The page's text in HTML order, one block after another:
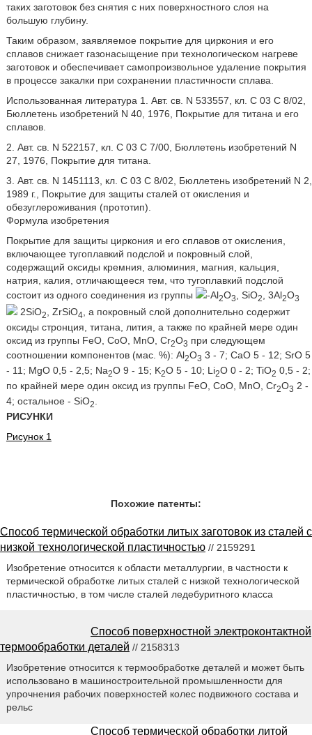
таких заготовок без снятия с них поверхностного слоя на
большую глубину.
Таким образом, заявляемое покрытие для циркония и его
сплавов снижает газонасыщение при технологическом нагреве
заготовок и обеспечивает самопроизвольное удаление покрытия
в процессе закалки при сохранении пластичности сплава.
Использованная литература 1. Авт. св. N 533557, кл. C 03 С 8/02,
Бюллетень изобретений N 40, 1976, Покрытие для титана и его
сплавов.
2. Авт. св. N 522157, кл. C 03 С 7/00, Бюллетень изобретений N
27, 1976, Покрытие для титана.
3. Авт. св. N 1451113, кл. C 03 С 8/02, Бюллетень изобретений N 2,
1989 г., Покрытие для защиты сталей от окисления и
обезуглероживания (прототип).
Формула изобретения
Покрытие для защиты циркония и его сплавов от окисления,
включающее тугоплавкий подслой и покровный слой,
содержащий оксиды кремния, алюминия, магния, кальция,
натрия, калия, отличающееся тем, что тугоплавкий подслой
состоит из одного соединения из группы
-Al2O3 , SiO2 , 3Al2O3
2SiO2 , ZrSiO4
, а покровный слой дополнительно содержит
оксиды стронция, титана, лития, а также по крайней мере один
оксид из группы FeO, CoO, MnO, Cr2O3 при следующем
соотношении компонентов (мас. %): Al2O3 3 - 7; CaO 5 - 12; SrO 5
- 11; MgO 0,5 - 2,5; Na2O 9 - 15; K2O 5 - 10; Li2O 0 - 2; TiO2 0,5 - 2;
по крайней мере один оксид из группы FeO, CoO, MnO, Cr2O3 2 -
4; остальное - SiO2
РИСУНКИ
Рисунок 1
Похожие патенты:
Способ термической обработки литых заготовок из сталей с
низкой технологической пластичностью // 2159291
Изобретение относится к области металлургии, в частности к
термической обработке литых сталей с низкой технологической
пластичностью, в том числе сталей ледебуритного класса
Способ поверхностной электроконтактной
термообработки деталей // 2158313
Изобретение относится к термообработке деталей и может быть
использовано в машиностроительной промышленности для
упрочнения рабочих поверхностей колес подвижного состава и
рельс
Способ термической обработки литой